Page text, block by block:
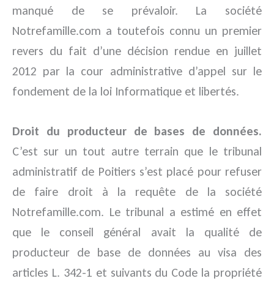
manqué de se prévaloir. La société
Notrefamille.com a toutefois connu un premier
revers du fait d’une décision rendue en juillet
2012 par la cour administrative d’appel sur le
fondement de la loi Informatique et libertés.
Droit du producteur de bases de données.
C’est sur un tout autre terrain que le tribunal
administratif de Poitiers s’est placé pour refuser
de faire droit à la requête de la société
Notrefamille.com. Le tribunal a estimé en effet
que le conseil général avait la qualité de
producteur de base de données au visa des
articles L. 342-1 et suivants du Code la propriété